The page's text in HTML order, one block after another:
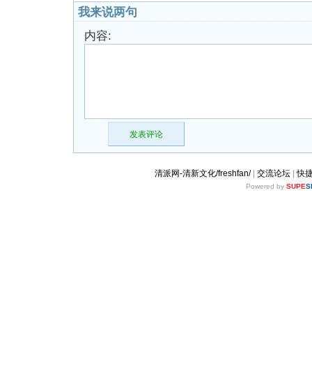
我来说两句
内容:
发表评论
清派网-清新文化/freshfan/| 交流论坛|快
Powered by SUPE